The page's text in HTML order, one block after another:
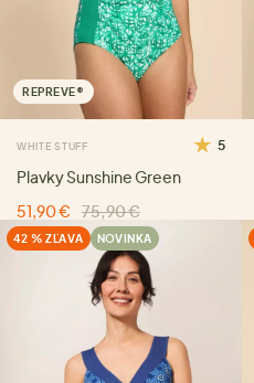
REPREVE®
WHITE STUFF 5
Plavky Sunshine Green
51,90 €
75,90 €
42 % ZĽAVA NOVINKA